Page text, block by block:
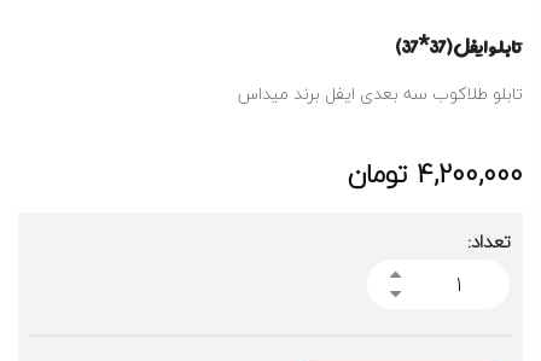
تابلو ایفل (37*37)
تابلو طلاکوب سه بعدی ایفل برند میداس
4,200,000 تومان
تعداد: